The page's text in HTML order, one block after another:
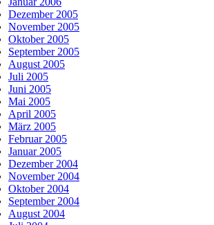
Dezember 2005
November 2005
Oktober 2005
September 2005
August 2005
Juli 2005
Juni 2005
Mai 2005
April 2005
März 2005
Februar 2005
Januar 2005
Dezember 2004
November 2004
Oktober 2004
September 2004
August 2004